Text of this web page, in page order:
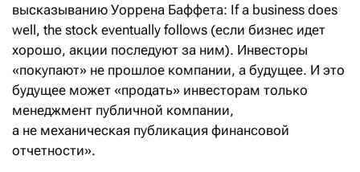
высказыванию Уоррена Баффета: If a business does
well, the stock eventually follows (если бизнес идет
хорошо, акции последуют за ним). Инвесторы
«покупают» не прошлое компании, а будущее. И это
будущее может «продать» инвесторам только
менеджмент публичной компании,
а не механическая публикация финансовой
отчетности».